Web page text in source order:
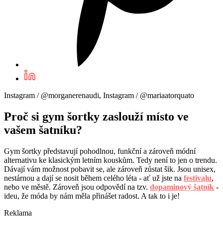
Instagram / @morganerenaudi, Instagram / @mariaatorquato
Proč si gym šortky zaslouží místo ve
vašem šatníku?
Gym šortky představují pohodlnou, funkční a zároveň módní
alternativu ke klasickým letním kouskům. Tedy není to jen o trendu.
Dávají vám možnost pobavit se, ale zároveň zůstat šik. Jsou unisex,
nestárnou a dají se nosit během celého léta - ať už jste na festivalu,
nebo ve městě. Zároveň jsou odpovědí na tzv. dopaminový šatník -
ideu, že móda by nám měla přinášet radost. A tak to i je!
Reklama